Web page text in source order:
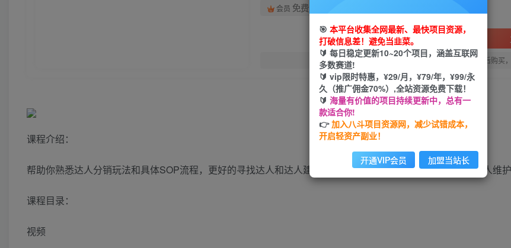
会员 免费
您当前未登录！建议登陆后购买
课程介绍：
帮助你熟悉达人分销玩法和具体SOP流程，更好的寻找达人和达人建联的方法和技巧，快速做好达人分发和达人维护
课程目录：
视频
🎯 本平台收集全网最新、最快项目资源，
打破信息差！避免当韭菜。
🔰 每日稳定更新10~20个项目，涵盖互联网
多数赛道!
🔰 vip限时特惠，¥29/月，¥79/年，¥99/永
久（推广佣金70%）,全站资源免费下载！
🔰 海量有价值的项目持续更新中，总有一
款适合你!
👉加入八斗项目资源网，减少试错成本，
开启轻资产副业！
开通VIP会员 加盟当站长